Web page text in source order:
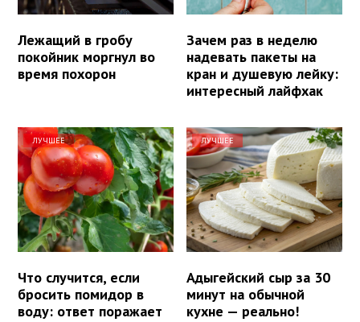
Лежащий в гробу
покойник моргнул во
время похорон
Зачем раз в неделю
надевать пакеты на
кран и душевую лейку:
интересный лайфхак
ЛУЧШЕЕ
Что случится, если
бросить помидор в
воду: ответ поражает
ЛУЧШЕЕ
Адыгейский сыр за 30
минут на обычной
кухне — реально!